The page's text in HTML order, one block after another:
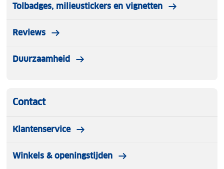
Tolbadges, milieustickers en vignetten
Reviews
Duurzaamheid
Contact
Klantenservice
Winkels & openingstijden